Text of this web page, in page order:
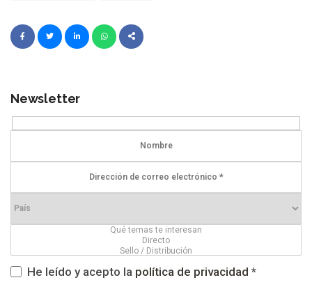
Newsletter
He leído y acepto la política de privacidad *